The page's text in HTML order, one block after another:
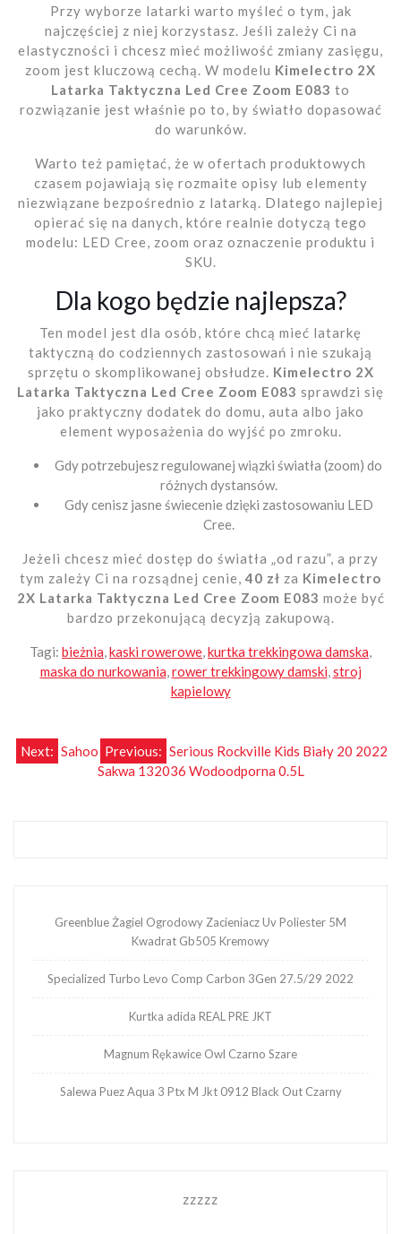
Przy wyborze latarki warto myśleć o tym, jak
najczęściej z niej korzystasz. Jeśli zależy Ci na
elastyczności i chcesz mieć możliwość zmiany zasięgu,
zoom jest kluczową cechą. W modelu Kimelectro 2X
Latarka Taktyczna Led Cree Zoom E083 to
rozwiązanie jest właśnie po to, by światło dopasować
do warunków.
Warto też pamiętać, że w ofertach produktowych
czasem pojawiają się rozmaite opisy lub elementy
niezwiązane bezpośrednio z latarką. Dlatego najlepiej
opierać się na danych, które realnie dotyczą tego
modelu: LED Cree, zoom oraz oznaczenie produktu i
SKU.
Dla kogo będzie najlepsza?
Ten model jest dla osób, które chcą mieć latarkę
taktyczną do codziennych zastosowań i nie szukają
sprzętu o skomplikowanej obsłudze. Kimelectro 2X
Latarka Taktyczna Led Cree Zoom E083 sprawdzi się
jako praktyczny dodatek do domu, auta albo jako
element wyposażenia do wyjść po zmroku.
Gdy potrzebujesz regulowanej wiązki światła (zoom) do
różnych dystansów.
Gdy cenisz jasne świecenie dzięki zastosowaniu LED
Cree.
Jeżeli chcesz mieć dostęp do światła „od razu”, a przy
tym zależy Ci na rozsądnej cenie, 40 zł za Kimelectro
2X Latarka Taktyczna Led Cree Zoom E083 może być
bardzo przekonującą decyzją zakupową.
Tagi: bieżnia kaski rowerowe kurtka trekkingowa damska
maska do nurkowania rower trekkingowy damski stroj
kapielowy
Nawigacja
Previous: Serious Rockville Kids Biały 20 2022
Next: Sahoo
Sakwa 132036 Wodoodporna 0.5L
Greenblue Żagiel Ogrodowy Zacieniacz Uv Poliester 5M
Kwadrat Gb505 Kremowy
Specialized Turbo Levo Comp Carbon 3Gen 27.5/29 2022
Kurtka adida REAL PRE JKT
Magnum Rękawice Owl Czarno Szare
Salewa Puez Aqua 3 Ptx M Jkt 0912 Black Out Czarny
zzzzz